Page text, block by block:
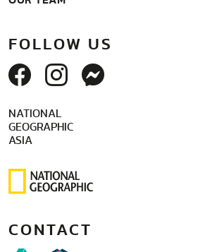
FOLLOW US
NATIONAL
GEOGRAPHIC
ASIA
CONTACT